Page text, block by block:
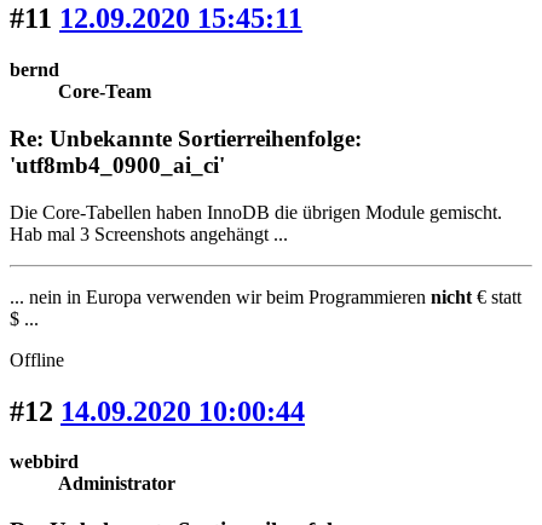
#11 12.09.2020 15:45:11
bernd
Core-Team
Re: Unbekannte Sortierreihenfolge:
'utf8mb4_0900_ai_ci'
Die Core-Tabellen haben InnoDB die übrigen Module gemischt.
Hab mal 3 Screenshots angehängt ...
... nein in Europa verwenden wir beim Programmieren nicht € statt
$ ...
Offline
#12 14.09.2020 10:00:44
webbird
Administrator